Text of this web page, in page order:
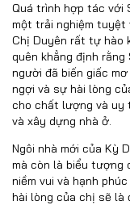
Quá trình hợp tác với
một trải nghiệm
Chị Duyên rất tự hào
quên khẳng định rằng
người đã biến giấc
ngợi và sự hài lòng
cho chất lượng và uy
và xây dựng nhà ở.
Ngôi nhà mới của Kỳ
mà còn là biểu tượng
niềm vui và hạnh
hài lòng của chị sẽ là